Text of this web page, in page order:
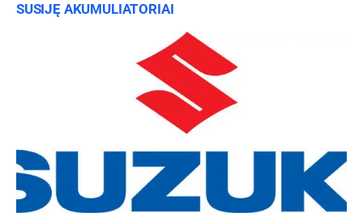
SUSIJĘ AKUMULIATORIAI